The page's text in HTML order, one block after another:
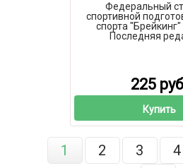
Федеральный
спортивной
спорта "Брейкинг"
Последняя
225
Купить
1 2 3 4